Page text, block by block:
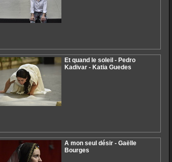
Et quand le soleil - Pedro
Kadivar - Katia Guedes
A mon seul désir - Gaëlle
Bourges